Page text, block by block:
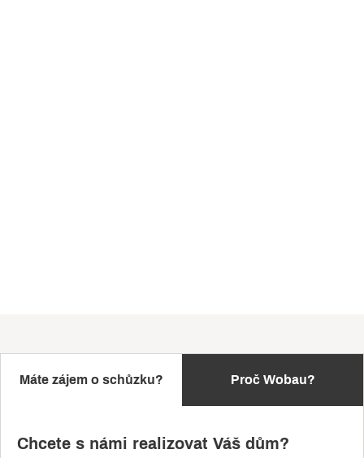
Máte zájem o schůzku? Proč Wobau?
Chcete s námi realizovat Váš dům?